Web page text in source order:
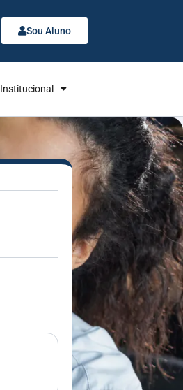
Sou Aluno
Institucional